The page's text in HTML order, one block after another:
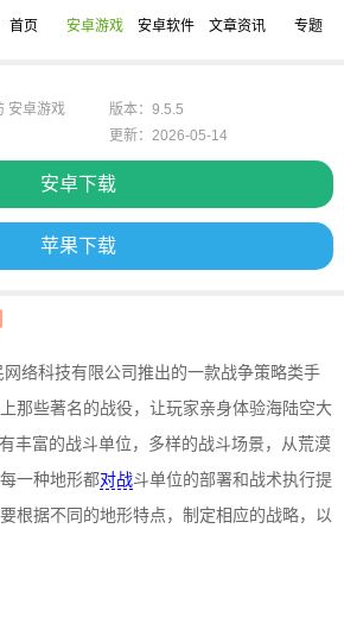
首页 安卓游戏 安卓软件 文章资讯 专题
安卓下载
苹果下载
安卓游戏
版本：9.5.5
更新：2026-05-14
网络科技有限公司推出的一款战争策略类手
那些著名的战役，让玩家亲身体验海陆空大
丰富的战斗单位，多样的战斗场景，从荒漠
一种地形都对战斗单位的部署和战术执行提
根据不同的地形特点，制定相应的战略，以